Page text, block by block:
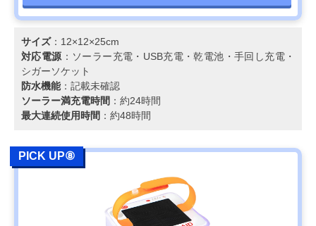
サイズ：12×12×25cm
対応電源：ソーラー充電・USB充電・乾電池・手回し充電・
シガーソケット
防水機能：記載未確認
ソーラー満充電時間 ：約24時間
最大連続使用時間 ：約48時間
PICK UP⑧